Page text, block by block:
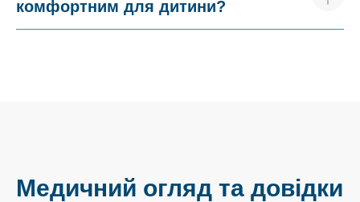
комфортним для дитини?
Медичний огляд та довідки